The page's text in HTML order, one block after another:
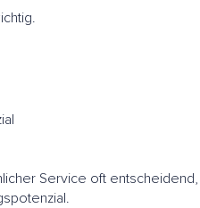
Service oft entscheidend,